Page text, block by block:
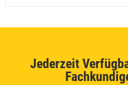
Jederzeit